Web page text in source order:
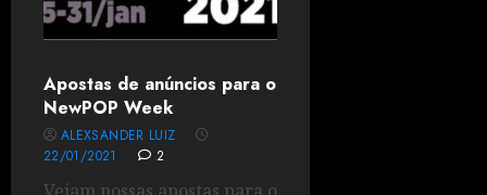
Apostas de anúncios para o
NewPOP Week
ALEXSANDER LUIZ
22/01/2021
2